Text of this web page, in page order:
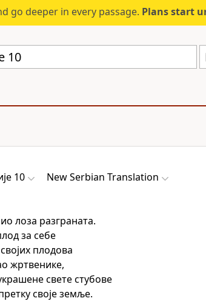
go deeper in every passage. Plans start
10 New Serbian Translation
лоза разграната.
за себе
плодова
жртвенике,
свете стубове
своје земље.